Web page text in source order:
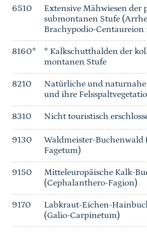
6510
Extensive Mähwiesen der
submontanen Stufe
Brachypodio-Centaureion
8160*
* Kalkschutthalden der
montanen Stufe
8210
Natürliche und naturnahe
und ihre
8310 Nicht touristisch
9130
Waldmeister-Buchenwald
Fagetum)
9150
Mitteleuropäische Kalk-
(Cephalanthero-Fagion)
9170
Labkraut-Eichen-
(Galio-Carpinetum)